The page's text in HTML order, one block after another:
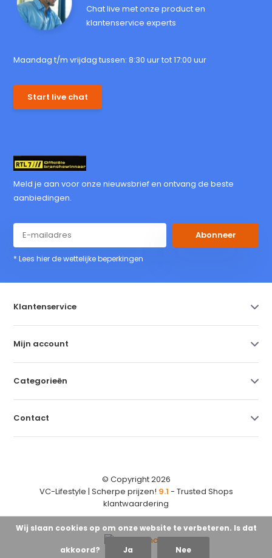
Chat live met onze product en
klantenservice experts
Maandag t/m vrijdag tussen: 8:30 uur tot 17:00 uur
Start live chat
Meld je aan voor onze nieuwsbrief en ontvang de beste
aanbiedingen.
Abonneer
* Lees hier de wettelijke beperkingen
Klantenservice
Mijn account
Categorieën
Contact
© Copyright 2026
VC-Lifestyle | Scherpe prijzen! 9.1 - Trusted Shops
klantwaardering
Wij slaan cookies op om onze website te verbeteren. Is dat
akkoord? Ja Nee